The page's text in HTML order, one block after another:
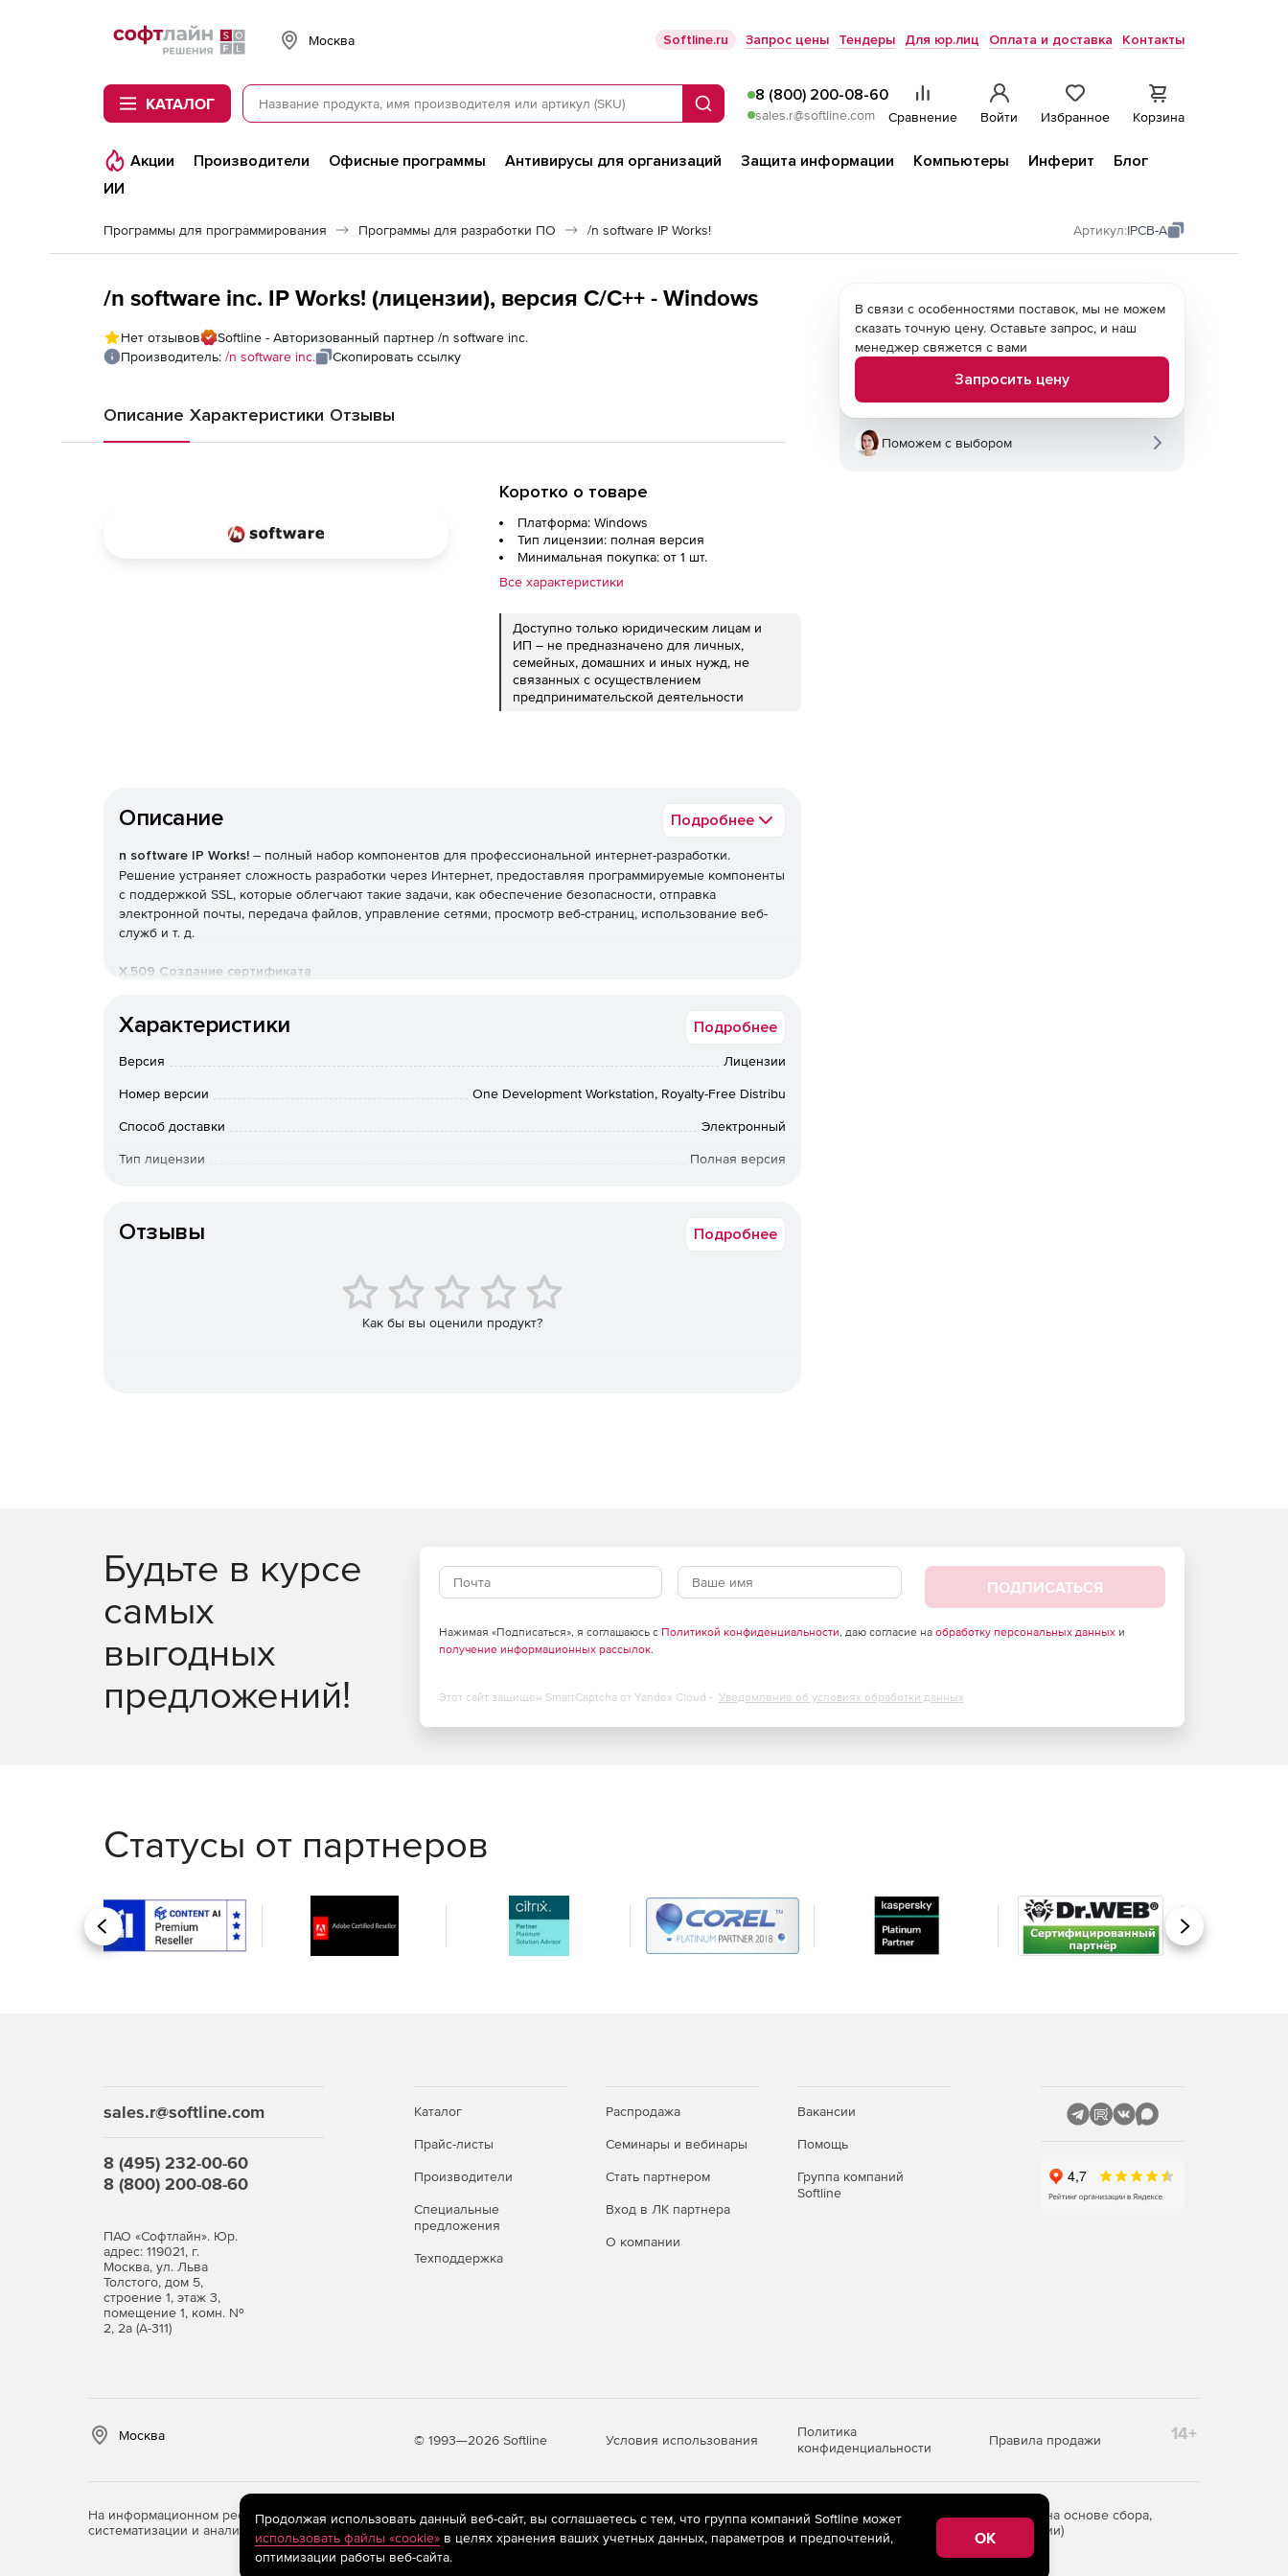
Softline
Москва Softline.ru Запрос цены Тендеры Для юр.лиц Оплата и доставка Контакты
КАТАЛОГ Поиск
8 (800) 200-08-60
sales.r@softline.com Сравнение Войти Избранное Корзина
Акции Производители Офисные программы Антивирусы для организаций Защита информации Компьютеры Инферит
Блог
ИИ
Программы для программирования Программы для разработки ПО /n software IP Works! Артикул:IPCB-A
/n software inc. IP Works! (лицензии), версия C/C++ - Windows
Нет отзывов
Softline - Авторизованный партнер /n software inc.
Производитель: /n software inc. Скопировать ссылку
Описание Характеристики Отзывы
Коротко о товаре
Платформа: Windows
Тип лицензии: полная версия
Минимальная покупка: от 1 шт.
Все характеристики
Доступно только юридическим лицам и
ИП – не предназначено для личных,
семейных, домашних и иных нужд, не
связанных с осуществлением
предпринимательской деятельности
Описание Подробнее
n software IP Works! – полный набор компонентов для профессиональной интернет-разработки.
Решение устраняет сложность разработки через Интернет, предоставляя программируемые компоненты
с поддержкой SSL, которые облегчают такие задачи, как обеспечение безопасности, отправка
электронной почты, передача файлов, управление сетями, просмотр веб-страниц, использование веб-
служб и т. д.
X.509 Создание сертификата
Полная поддержка TLS 1.3, TLS 1.1, SSL 2.0 и SSL 3.0.
256-битная Strong SSL Security
Построен поверх IP. Используется платформа защищенной связи SSL.
Нативные программные компоненты для любой поддерживаемой технологии разработки.
Компоненты для FTP, HTTP, SMTP, ODATA, POP, IMAP, LDAP, DNS, RSS, SMS, Jabber, SOAP, WebDAV, JSON,
Характеристики Подробнее
Версия Лицензии
Номер версии One Development Workstation, Royalty-Free Distribu
Способ доставки Электронный
Тип лицензии Полная версия
Отзывы Подробнее
Как бы вы оценили продукт?
В связи с особенностями поставок, мы не можем
сказать точную цену. Оставьте запрос, и наш
менеджер свяжется с вами
Запросить цену
Поможем с выбором
Будьте в курсе
самых
выгодных
предложений!
ПОДПИСАТЬСЯ
Нажимая «Подписаться», я соглашаюсь с Политикой конфиденциальности, даю согласие на обработку персональных данныхи
получение информационных рассылок.
Этот сайт защищен SmartCaptcha от Yandex Cloud - Уведомление об условиях обработки данных
Статусы от партнеров
Назад Вперед
sales.r@softline.com
8 (495) 232-00-60
8 (800) 200-08-60
ПАО «Софтлайн». Юр.
адрес: 119021, г.
Москва, ул. Льва
Толстого, дом 5,
строение 1, этаж 3,
помещение 1, комн. №
2, 2а (А-311)
Каталог
Прайс-листы
Производители
Специальные
предложения
Техподдержка
Распродажа
Семинары и вебинары
Стать партнером
Вход в ЛК партнера
О компании
Вакансии
Помощь
Группа компаний
Softline
Москва © 1993—2026 Softline Условия использования
Политика
конфиденциальности
Правила продажи 14+
На информационном ресурсе store.softline.ru применяютсярекомендательные технологии(информационные технологии предоставления информации на основе сбора,
систематизации и анализа сведений, относящихся к предпочтениям пользователей сети «Интернет», находящихся на территории Российской Федерации)
Продолжая использовать данный веб-сайт, вы соглашаетесь с тем, что группа компаний Softline может
использовать файлы «cookie»в целях хранения ваших учетных данных, параметров и предпочтений,
оптимизации работы веб-сайта.
OK